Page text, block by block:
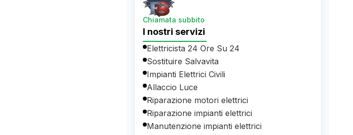
Chiamata subbito
I nostri servizi
Elettricista 24 Ore Su 24
Sostituire Salvavita
Impianti Elettrici Civili
Allaccio Luce
Riparazione motori elettrici
Riparazione impianti elettrici
Manutenzione impianti elettrici